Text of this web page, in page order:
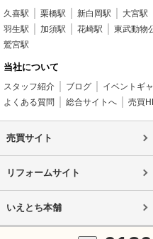
久喜駅 栗橋駅 新白岡駅 大宮駅
羽生駅
加須駅 花崎駅 東武動物
鷲宮駅
当社について
スタッフ紹介 ブログ イベントギ
よくある質問
総合サイトへ 売買
売買サイト
リフォームサイト
いえとち本舗